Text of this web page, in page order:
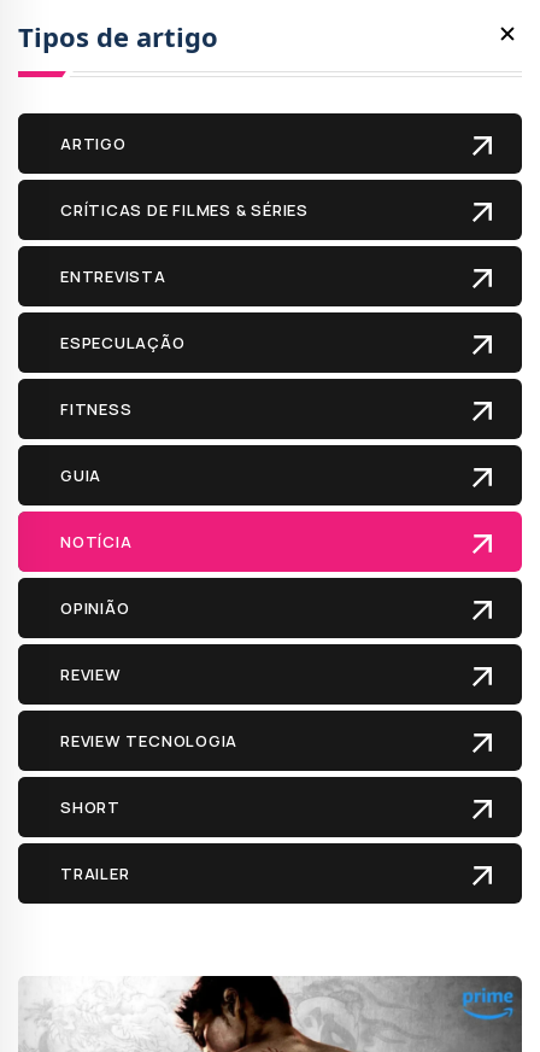
Tipos de artigo
ARTIGO
CRÍTICAS DE FILMES & SÉRIES
ENTREVISTA
ESPECULAÇÃO
FITNESS
GUIA
NOTÍCIA
OPINIÃO
REVIEW
REVIEW TECNOLOGIA
SHORT
TRAILER